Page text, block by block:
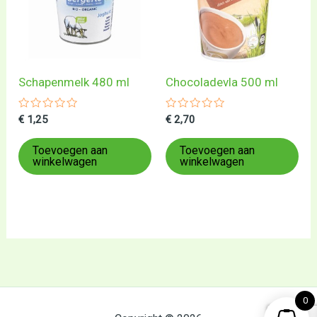
Schapenmelk 480 ml
Gewaardeerd
uit
5
€ 1,25
Toevoegen aan
winkelwagen
Chocoladevla 500 ml
Gewaardeerd
uit
5
€ 2,70
Toevoegen aan
winkelwagen
0